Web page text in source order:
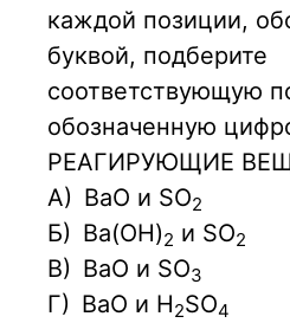
каждой позиции,
буквой, подберите
соответствующую
обозначенную
РЕАГИРУЮЩИЕ
А) ВаО и SO2
Б) Ba(OH)2 и SO2
В) ВаО и SO3
Г) ВаО и H2SO4